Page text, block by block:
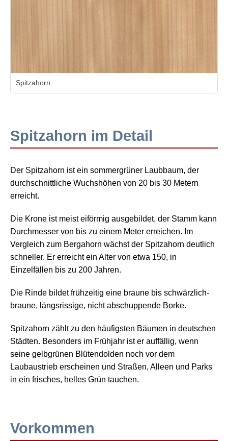
Spitzahorn
Spitzahorn im Detail
Der Spitzahorn ist ein sommergrüner Laubbaum, der
durchschnittliche Wuchshöhen von 20 bis 30 Metern
erreicht.
Die Krone ist meist eiförmig ausgebildet, der Stamm kann
Durchmesser von bis zu einem Meter erreichen. Im
Vergleich zum Bergahorn wächst der Spitzahorn deutlich
schneller. Er erreicht ein Alter von etwa 150, in
Einzelfällen bis zu 200 Jahren.
Die Rinde bildet frühzeitig eine braune bis schwärzlich-
braune, längsrissige, nicht abschuppende Borke.
Spitzahorn zählt zu den häufigsten Bäumen in deutschen
Städten. Besonders im Frühjahr ist er auffällig, wenn
seine gelbgrünen Blütendolden noch vor dem
Laubaustrieb erscheinen und Straßen, Alleen und Parks
in ein frisches, helles Grün tauchen.
Vorkommen